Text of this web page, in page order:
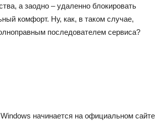
а заодно – удаленно блокировать
комфорт. Ну, как, в таком случае,
последователем сервиса?
начинается на официальном сайте